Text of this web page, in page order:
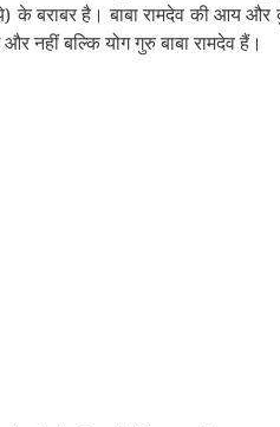
के बराबर है। बाबा रामदेव की आय
नहीं बल्कि योग गुरु बाबा रामदेव हैं।